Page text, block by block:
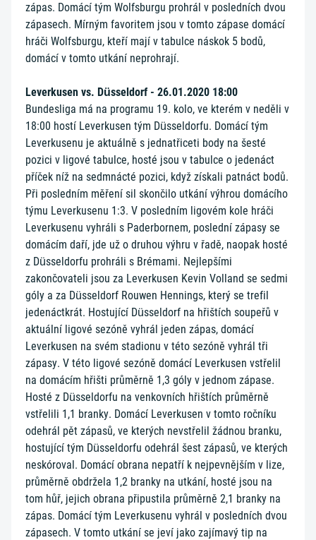
zápas. Domácí tým Wolfsburgu prohrál v posledních dvou
zápasech. Mírným favoritem jsou v tomto zápase domácí
hráči Wolfsburgu, kteří mají v tabulce náskok 5 bodů,
domácí v tomto utkání neprohrají.
Leverkusen vs. Düsseldorf - 26.01.2020 18:00
Bundesliga má na programu 19. kolo, ve kterém v neděli v
18:00 hostí Leverkusen tým Düsseldorfu. Domácí tým
Leverkusenu je aktuálně s jednatřiceti body na šesté
pozici v ligové tabulce, hosté jsou v tabulce o jedenáct
příček níž na sedmnácté pozici, když získali patnáct bodů.
Při posledním měření sil skončilo utkání výhrou domácího
týmu Leverkusenu 1:3. V posledním ligovém kole hráči
Leverkusenu vyhráli s Paderbornem, poslední zápasy se
domácím daří, jde už o druhou výhru v řadě, naopak hosté
z Düsseldorfu prohráli s Brémami. Nejlepšími
zakončovateli jsou za Leverkusen Kevin Volland se sedmi
góly a za Düsseldorf Rouwen Hennings, který se trefil
jedenáctkrát. Hostující Düsseldorf na hřištích soupeřů v
aktuální ligové sezóně vyhrál jeden zápas, domácí
Leverkusen na svém stadionu v této sezóně vyhrál tři
zápasy. V této ligové sezóně domácí Leverkusen vstřelil
na domácím hřišti průměrně 1,3 góly v jednom zápase.
Hosté z Düsseldorfu na venkovních hřištích průměrně
vstřelili 1,1 branky. Domácí Leverkusen v tomto ročníku
odehrál pět zápasů, ve kterých nevstřelil žádnou branku,
hostující tým Düsseldorfu odehrál šest zápasů, ve kterých
neskóroval. Domácí obrana nepatří k nejpevnějším v lize,
průměrně obdržela 1,2 branky na utkání, hosté jsou na
tom hůř, jejich obrana připustila průměrně 2,1 branky na
zápas. Domácí tým Leverkusenu vyhrál v posledních dvou
zápasech. V tomto utkání se jeví jako zajímavý tip na